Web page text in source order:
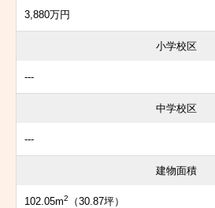
3,880万円
小学校区
---
中学校区
---
建物面積
102.05m2 （30.87坪）